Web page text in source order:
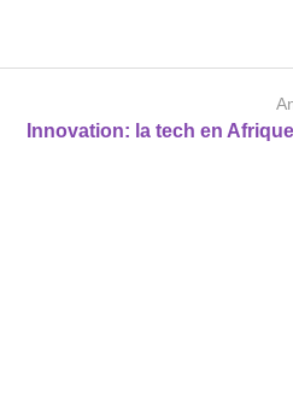
Innovation: la tech en